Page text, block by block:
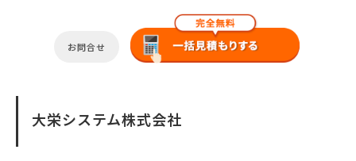
お問合せ
大栄システム株式会社